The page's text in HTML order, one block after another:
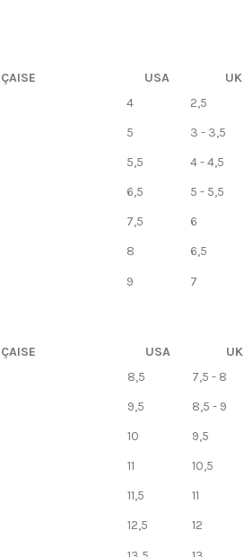
USA UK
4 2,5
5 3 - 3,5
5,5 4 - 4,5
6,5 5 - 5,5
7,5 6
8 6,5
9 7
USA UK
8,5 7,5 - 8
9,5 8,5 - 9
10 9,5
11 10,5
11,5 11
12,5 12